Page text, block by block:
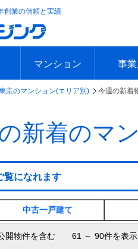
創業の信頼と実績
す
物件
物件
マンション
エリアで探す
沿線で探す
本日の新着物件
今週の新着物件
事
エリア
沿線で
本日の
今週の
京のマンション(エリア別) 今週の新着
新着のマ
覧になれます
中古一戸建て
物件を含む 61 ～ 90件を表示